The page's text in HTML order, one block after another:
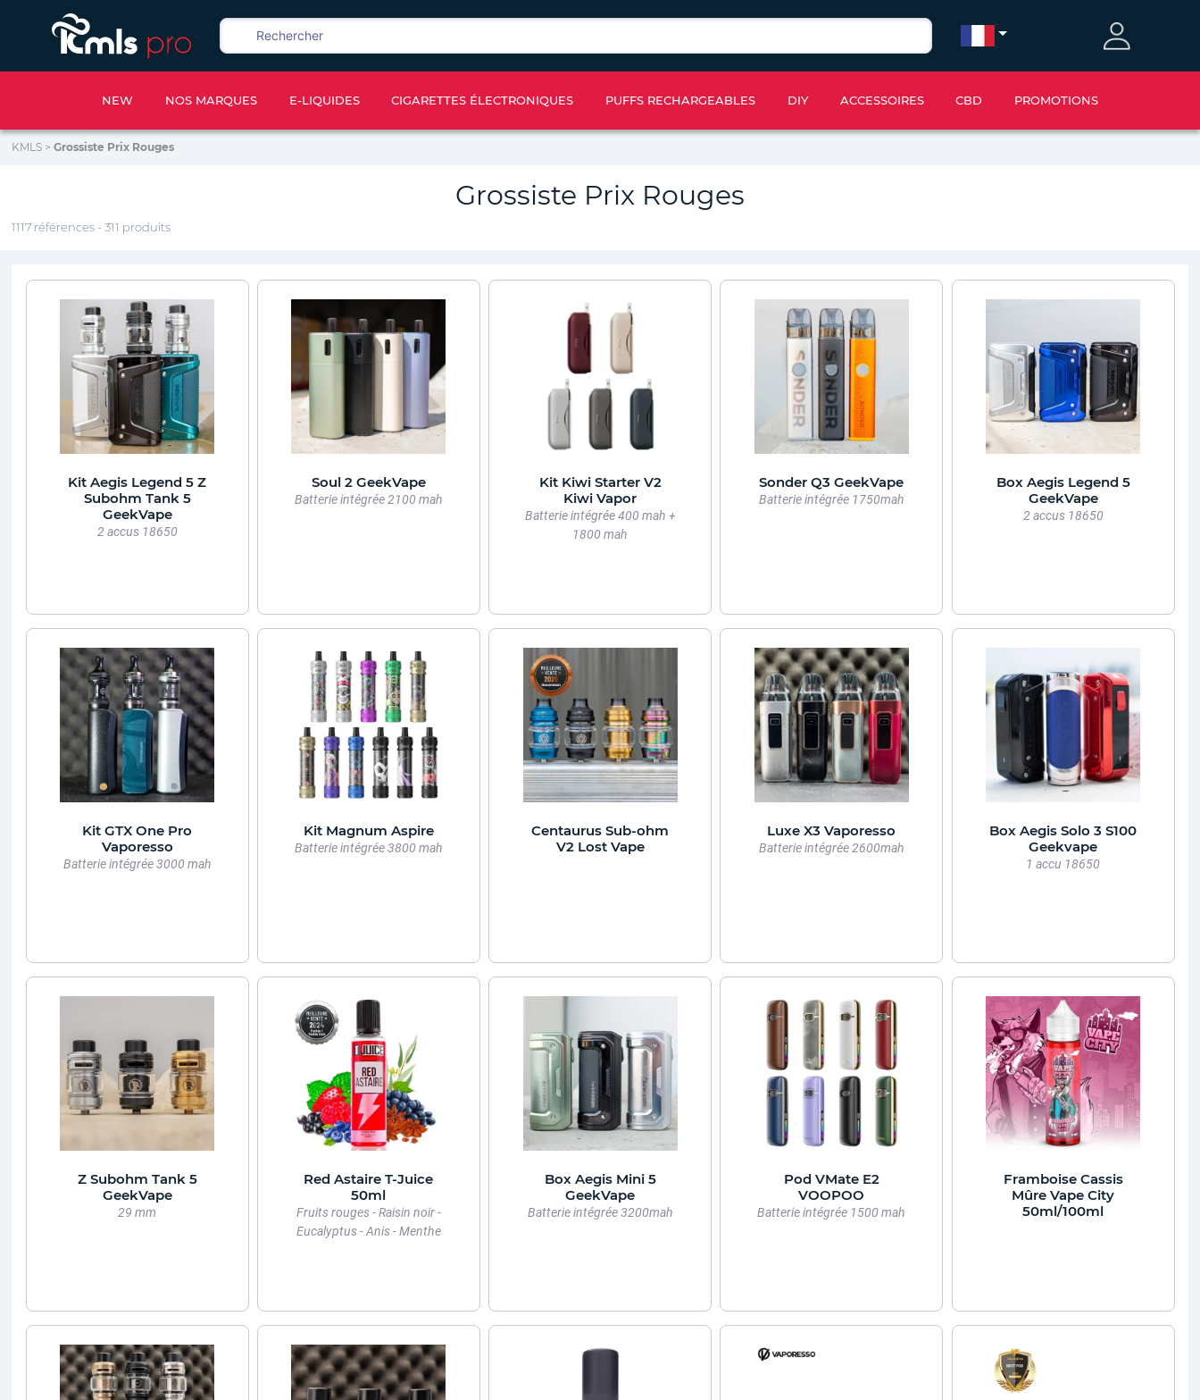
NEW NOS MARQUES E-LIQUIDES CIGARETTES ÉLECTRONIQUES PUFFS RECHARGEABLES DIY ACCESSOIRES CBD PROMOTIONS
KMLS > Grossiste Prix Rouges
Grossiste Prix Rouges
1117 références - 311 produits
Kit Aegis Legend 5 Z
Subohm Tank 5
GeekVape
2 accus 18650
Soul 2 GeekVape
Batterie intégrée 2100 mah
Kit Kiwi Starter V2
Kiwi Vapor
Batterie intégrée 400 mah +
1800 mah
Sonder Q3 GeekVape
Batterie intégrée 1750mah
Box Aegis Legend 5
GeekVape
2 accus 18650
Kit GTX One Pro
Vaporesso
Batterie intégrée 3000 mah
Kit Magnum Aspire
Batterie intégrée 3800 mah
Centaurus Sub-ohm
V2 Lost Vape
Luxe X3 Vaporesso
Batterie intégrée 2600mah
Box Aegis Solo 3 S100
Geekvape
1 accu 18650
Z Subohm Tank 5
GeekVape
29 mm
Red Astaire T-Juice
50ml
Fruits rouges - Raisin noir -
Eucalyptus - Anis - Menthe
Box Aegis Mini 5
GeekVape
Batterie intégrée 3200mah
Pod VMate E2
VOOPOO
Batterie intégrée 1500 mah
Framboise Cassis
Mûre Vape City
50ml/100ml